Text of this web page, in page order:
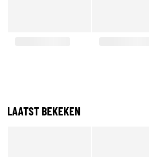
LAATST BEKEKEN